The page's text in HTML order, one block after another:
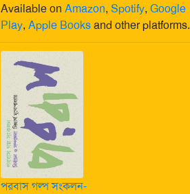
Available on Amazon, Spotify, Google
Play, Apple Booksand other platforms.
পরবাস গল্প সংকলন-